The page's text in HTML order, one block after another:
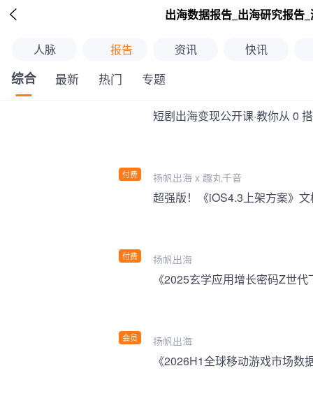
 出海数据报告_出海研究报告
人脉 报告 资讯 快讯
综合 最新 热门 专题
付费
短剧出海变现公开课·教你从 0
扬帆出海 x 趣丸千音
付费 扬帆出海
会员
《2025玄学应用增长密码Z世
扬帆出海
《2026H1全球移动游戏市场数